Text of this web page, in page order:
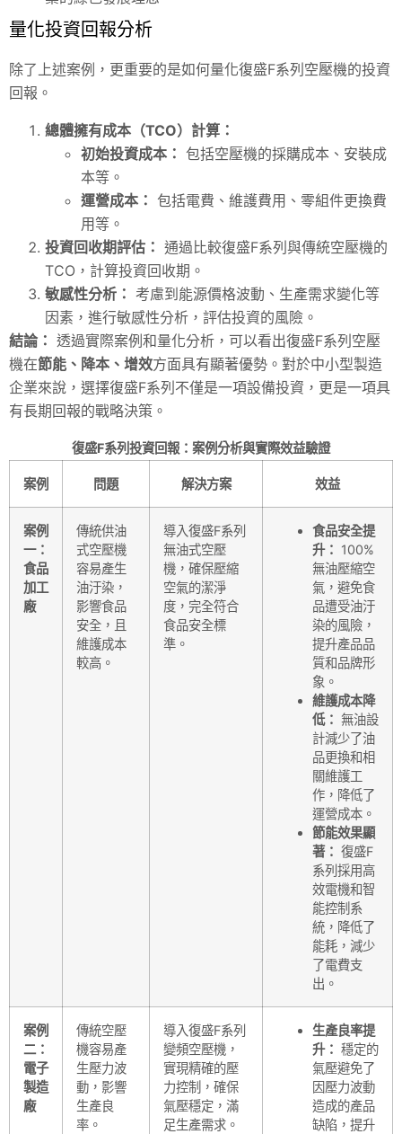
量化投資回報分析
除了上述案例，更重要的是如何量化復盛F系列空壓機的投資
回報。
總體擁有成本（TCO）計算：
初始投資成本： 包括空壓機的採購成本、安裝成
本等。
運營成本： 包括電費、維護費用、零組件更換費
用等。
投資回收期評估： 通過比較復盛F系列與傳統空壓機的
TCO，計算投資回收期。
敏感性分析： 考慮到能源價格波動、生產需求變化等
因素，進行敏感性分析，評估投資的風險。
結論： 透過實際案例和量化分析，可以看出復盛F系列空壓
機在節能、降本、增效方面具有顯著優勢。對於中小型製造
企業來說，選擇復盛F系列不僅是一項設備投資，更是一項具
有長期回報的戰略決策。
復盛F系列投資回報：案例分析與實際效益驗證
案例 問題 解決方案 效益
案例
一：
食品
加工
廠
傳統供油
式空壓機
容易產生
油汙染，
影響食品
安全，且
維護成本
較高。
導入復盛F系列
無油式空壓
機，確保壓縮
空氣的潔淨
度，完全符合
食品安全標
準。
食品安全提
升： 100%
無油壓縮空
氣，避免食
品遭受油汙
染的風險，
提升產品品
質和品牌形
象。
維護成本降
低： 無油設
計減少了油
品更換和相
關維護工
作，降低了
運營成本。
節能效果顯
著： 復盛F
系列採用高
效電機和智
能控制系
統，降低了
能耗，減少
了電費支
出。
案例
二：
電子
製造
廠
傳統空壓
機容易產
生壓力波
動，影響
生產良
率。
導入復盛F系列
變頻空壓機，
實現精確的壓
力控制，確保
氣壓穩定，滿
足生產需求。
生產良率提
升： 穩定的
氣壓避免了
因壓力波動
造成的產品
缺陷，提升